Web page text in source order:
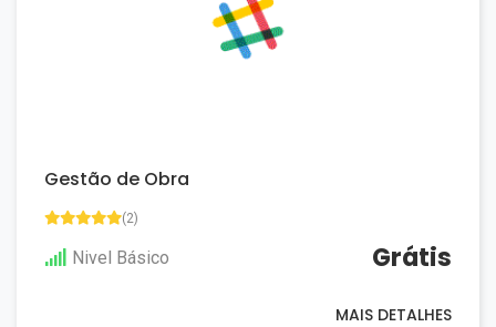
Gestão de Obra
(2)
Nivel Básico Grátis
MAIS DETALHES